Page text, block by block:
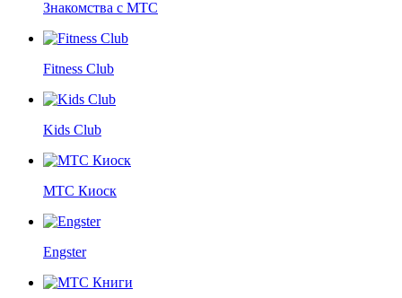
Знакомства с МТС
Fitness Club
Kids Club
МТС Киоск
Engster